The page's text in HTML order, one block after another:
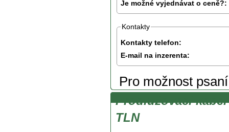
Je možné vyjednávat o ceně?:
Kontakty
Kontakty telefon:
E-mail na inzerenta:
Pro možnost
Prodlužovací
TLN